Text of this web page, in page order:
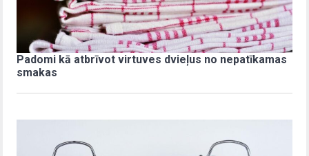
Padomi kā atbrīvot virtuves dvieļus no nepatīkamas
smakas